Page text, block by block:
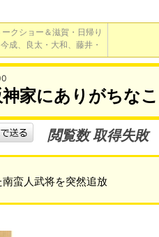
クショー＆滋賀・日帰り
成、良太・大和、藤井・
家にありがちな
閲覧数 取得失敗
蛮人武将を突然追放